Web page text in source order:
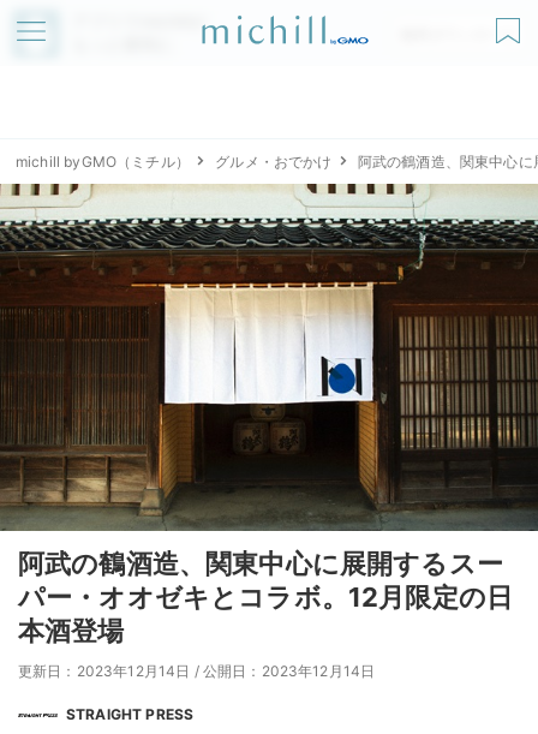
アプリでmichillが
無料ダウンロード
michill byGMO（ミチル） グルメ・おでかけ 阿武の鶴酒造、関東中心
阿武の鶴酒造、関東中心に展開するスー
パー・オオゼキとコラボ。12月限定の日
本酒登場
更新日：2023年12月14日 / 公開日：2023年12月14日
STRAIGHT PRESS